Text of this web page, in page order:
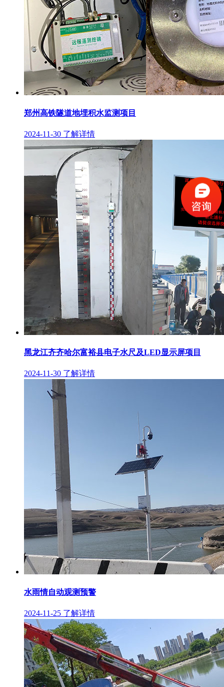
郑州高铁隧道地埋积水监测项目
2024-11-30 了解详情
黑龙江齐齐哈尔富裕县电子水尺及LED显示屏项目
2024-11-30 了解详情
水雨情自动观测预警
2024-11-25 了解详情